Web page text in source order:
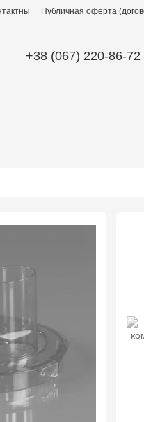
Публичная оферта
+38 (067) 220-86-72